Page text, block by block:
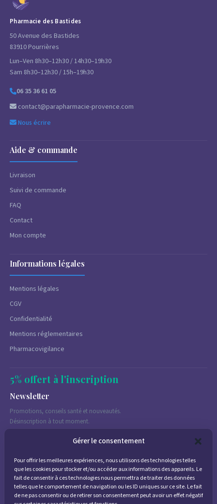
Gérer le consentement
Pour offrir les meilleures expériences, nous utilisons des technologies telles
que les cookies pour stocker et/ou accéder aux informations des appareils. Le
fait de consentir à ces technologies nous permettra de traiter des données
telles que le comportement de navigation ou les ID uniques sur ce site. Le fait
de ne pas consentir ou de retirer son consentement peut avoir un effet négatif
Pharmacie des Bastides
50 Avenue des Bastides
83910 Pourrières
Lun–Ven 8h30–12h30 / 14h30–19h30
Sam 8h30–12h30 / 15h–19h30
06 35 36 61 05
contact@parapharmacie-provence.com
Nous écrire
Aide & commande
Livraison
Suivi de commande
FAQ
Contact
Mon compte
Informations légales
Mentions légales
CGV
Confidentialité
Mentions réglementaires
Pharmacovigilance
5% offert à l'inscription
Newsletter
Promotions, conseils santé et nouveautés.
Désinscription à tout moment.
J'accepte de recevoir des emails marketing conformément à la
politique de confidentialité